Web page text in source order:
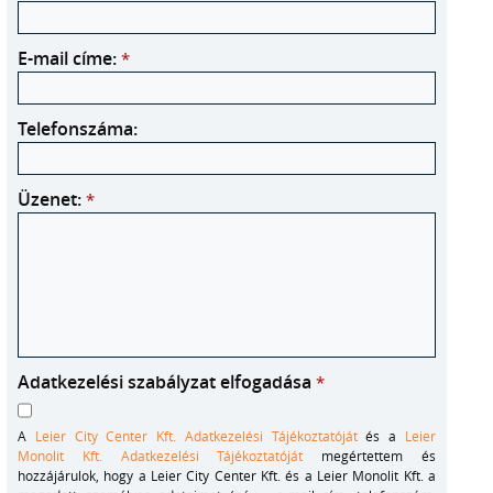
E-mail címe: *
Telefonszáma:
Üzenet: *
Adatkezelési szabályzat elfogadása *
A Leier City Center Kft. Adatkezelési Tájékoztatójátés a Leier
Monolit Kft. Adatkezelési Tájékoztatóját megértettem és
hozzájárulok, hogy a Leier City Center Kft. és a Leier Monolit Kft. a